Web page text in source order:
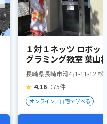
１対１ネッツ ロボッ
グラミング教室 葉山
長崎県長崎市滑石1-11-12 松
★ 4.16 （75件
オンライン／自宅で学べる